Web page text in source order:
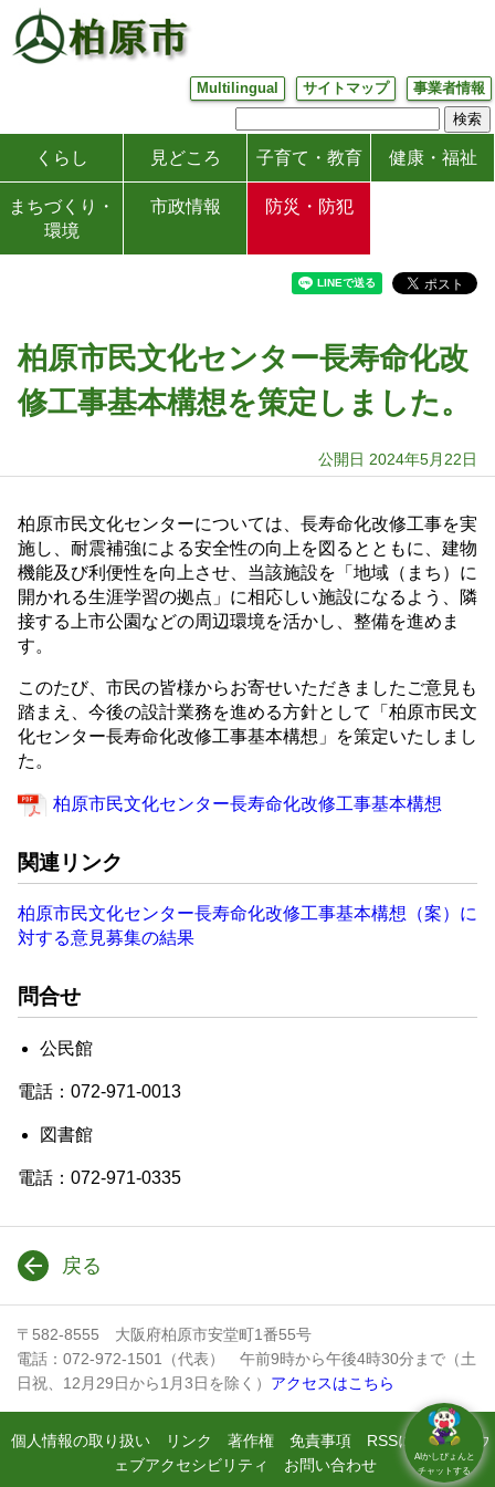
Multilingual サイトマップ 事業者情報
くらし 見どころ 子育て・教育 健康・福祉
まちづくり・
環境
市政情報 防災・防犯
柏原市民文化センター長寿命化改
修工事基本構想を策定しました。
公開日 2024年5月22日
柏原市民文化センターについては、長寿命化改修工事を実
施し、耐震補強による安全性の向上を図るとともに、建物
機能及び利便性を向上させ、当該施設を「地域（まち）に
開かれる生涯学習の拠点」に相応しい施設になるよう、隣
接する上市公園などの周辺環境を活かし、整備を進めま
す。
このたび、市民の皆様からお寄せいただきましたご意見も
踏まえ、今後の設計業務を進める方針として「柏原市民文
化センター長寿命化改修工事基本構想」を策定いたしまし
た。
柏原市民文化センター長寿命化改修工事基本構想
関連リンク
柏原市民文化センター長寿命化改修工事基本構想（案）に
対する意見募集の結果
問合せ
公民館
電話：072-971-0013
図書館
電話：072-971-0335
戻る
〒582-8555 大阪府柏原市安堂町1番55号
電話：072-972-1501（代表） 午前9時から午後4時30分まで（土
日祝、12月29日から1月3日を除く） アクセスはこちら
個人情報の取り扱い リンク 著作権 免責事項 RSSについて
ウ
ェブアクセシビリティ
お問い合わせ
AIかしぴょんと
チャットする